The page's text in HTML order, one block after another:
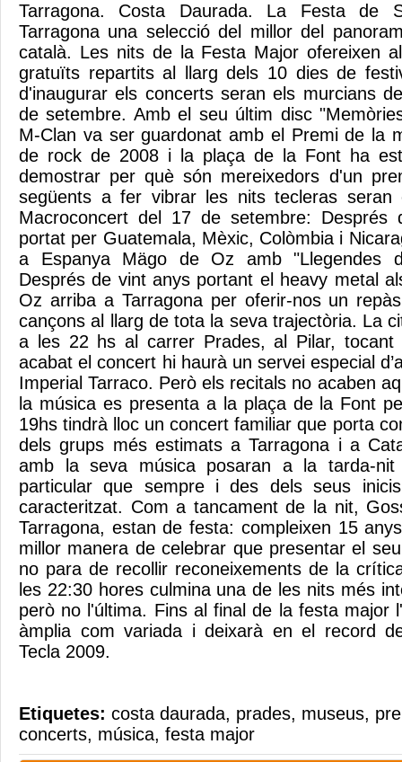
Tarragona. Costa Daurada. La Festa de
Tarragona una selecció del millor del
català. Les nits de la Festa Major ofereixen
gratuïts repartits al llarg dels 10 dies de
d'inaugurar els concerts seran els murcians
de setembre. Amb el seu últim disc
M-Clan va ser guardonat amb el Premi de la
de rock de 2008 i la plaça de la Font ha
demostrar per què són mereixedors d'un
següents a fer vibrar les nits tecleras seran
Macroconcert del 17 de setembre:
portat per Guatemala, Mèxic, Colòmbia i
a Espanya Mägo de Oz amb "Llegendes
Després de vint anys portant el heavy metal
Oz arriba a Tarragona per oferir-nos un
cançons al llarg de tota la seva trajectòria. La
a les 22 hs al carrer Prades, al Pilar, tocant
acabat el concert hi haurà un servei especial
Imperial Tarraco. Però els recitals no acaben
la música es presenta a la plaça de la Font
19hs tindrà lloc un concert familiar que porta
dels grups més estimats a Tarragona i a
amb la seva música posaran a la tarda-
particular que sempre i des dels seus
caracteritzat. Com a tancament de la nit,
Tarragona, estan de festa: compleixen 15
millor manera de celebrar que presentar el
no para de recollir reconeixements de la
les 22:30 hores culmina una de les nits més
però no l'última. Fins al final de la festa major
àmplia com variada i deixarà en el record
Tecla 2009.
Etiquetes: costa daurada, prades, museus,
concerts, música, festa major